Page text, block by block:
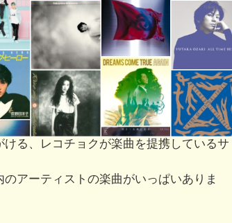
る、レコチョクが楽曲を提携しているサ
アーティストの楽曲がいっぱいありま